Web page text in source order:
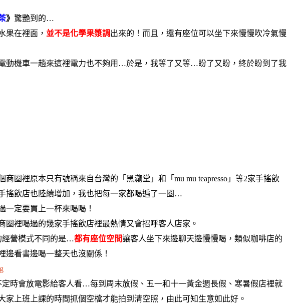
》 驚艷到的…
果在裡面， 並不是化學果漿調出來的！而且，還有座位可以坐下來慢慢吹冷氣慢
動機車一趟來這裡電力也不夠用…於是，我等了又等…盼了又盼，終於盼到了我
商圈裡原本只有號稱來自台灣的「黑瀧堂」和「mu mu teapresso」等2家手搖飲
搖飲店也陸續增加，我也把每一家都喝遍了一圈…
一定要買上一杯來喝喝！
圈裡喝過的幾家手搖飲店裡最熱情又會招呼客人店家。
經營模式不同的是…都有座位空間讓客人坐下來邊聊天邊慢慢喝，類似咖啡店的
邊看書邊喝一整天也沒關係！
定時會放電影給客人看…每到周末放假、五一和十一黃金週長假、寒暑假店裡就
家上班上課的時間抓個空檔才能拍到清空照，由此可知生意如此好。